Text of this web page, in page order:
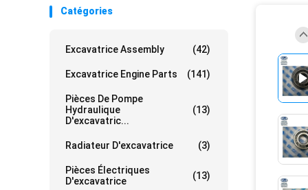
Catégories
Excavatrice Assembly (42)
Excavatrice Engine Parts (141)
Pièces De Pompe
Hydraulique
D'excavatric...
(13)
Radiateur D'excavatrice (3)
Pièces Électriques
D'excavatrice
(13)